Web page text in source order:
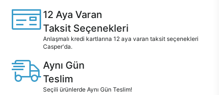
12 Aya Varan
Taksit Seçenekleri
Anlaşmalı kredi kartlarına 12 aya varan taksit seçenekleri
Casper'da.
Aynı Gün
Teslim
Seçili ürünlerde Aynı Gün Teslim!